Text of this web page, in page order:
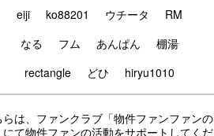
eiji
ko88201 ウチータ
RM
なる
フム あんぱん
棚湯
rectangle
どひ hiryu1010
らは、ファンクラブ「物件ファンファンの
にて物件ファンの活動をサポートしてくだ